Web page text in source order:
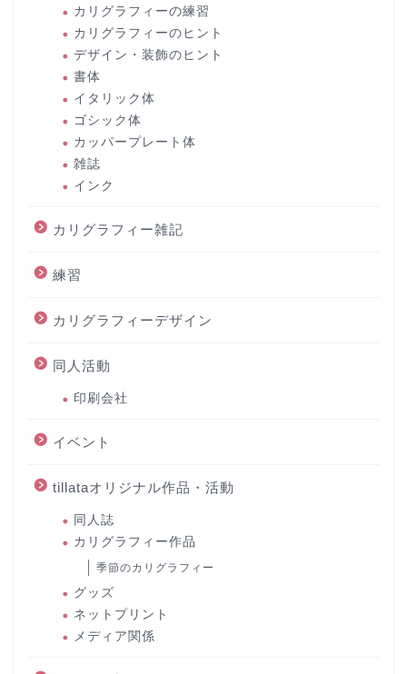
カリグラフィーの練習
カリグラフィーのヒント
デザイン・装飾のヒント
書体
イタリック体
ゴシック体
カッパープレート体
雑誌
インク
カリグラフィー雑記
練習
カリグラフィーデザイン
同人活動
印刷会社
イベント
tillataオリジナル作品・活動
同人誌
カリグラフィー作品
季節のカリグラフィー
グッズ
ネットプリント
メディア関係